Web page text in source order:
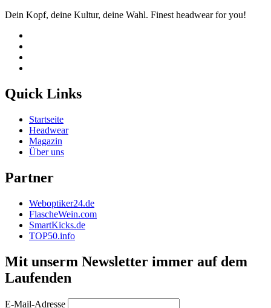
Dein Kopf, deine Kultur, deine Wahl. Finest headwear for you!
Quick Links
Startseite
Headwear
Magazin
Über uns
Partner
Weboptiker24.de
FlascheWein.com
SmartKicks.de
TOP50.info
Mit unserm Newsletter immer auf dem
Laufenden
E-Mail-Adresse